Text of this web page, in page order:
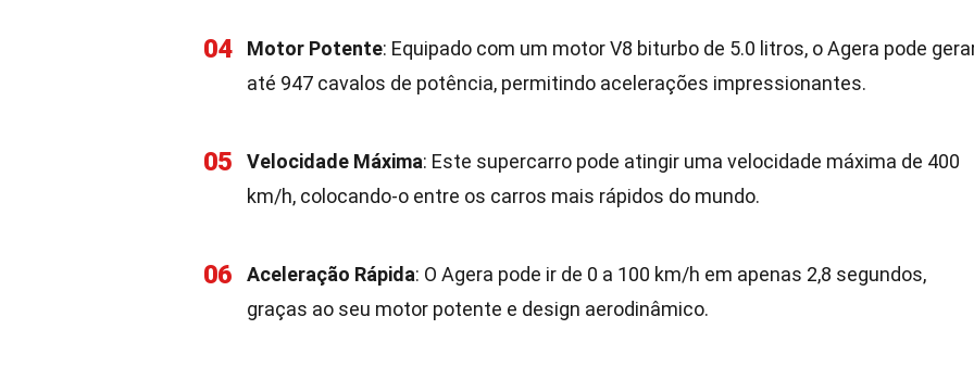
04 Motor Potente: Equipado com um motor V8 biturbo de 5.0 litros, o Agera pode
até 947 cavalos de potência, permitindo acelerações impressionantes.
05 Velocidade Máxima: Este supercarro pode atingir uma velocidade máxima de 400
km/h, colocando-o entre os carros mais rápidos do mundo.
06 Aceleração Rápida: O Agera pode ir de 0 a 100 km/h em apenas 2,8 segundos,
graças ao seu motor potente e design aerodinâmico.